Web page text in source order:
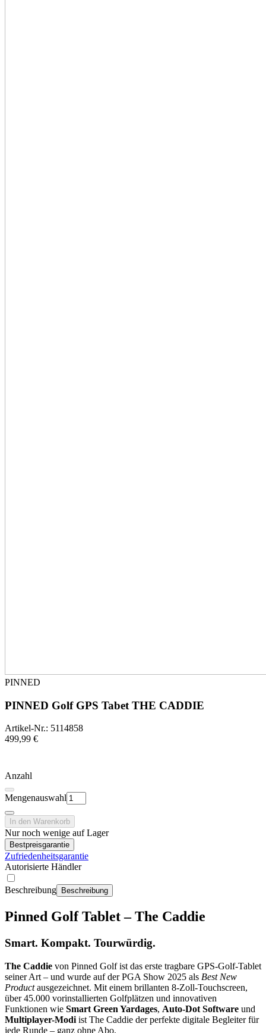
PINNED
PINNED Golf GPS Tabet THE CADDIE
Artikel-Nr.: 5114858
499,99 €
Anzahl
Mengenauswahl
In den Warenkorb
Nur noch wenige auf Lager
Bestpreisgarantie
Zufriedenheitsgarantie
Autorisierte Händler
Beschreibung Beschreibung
Pinned Golf Tablet – The Caddie
Smart. Kompakt. Tourwürdig.
The Caddie von Pinned Golf ist das erste tragbare GPS-Golf-Tablet
seiner Art – und wurde auf der PGA Show 2025 als Best New
Productausgezeichnet. Mit einem brillanten 8-Zoll-Touchscreen,
über 45.000 vorinstallierten Golfplätzen und innovativen
Funktionen wie Smart Green Yardages, Auto-Dot Software und
Multiplayer-Modi ist The Caddie der perfekte digitale Begleiter für
jede Runde – ganz ohne Abo.